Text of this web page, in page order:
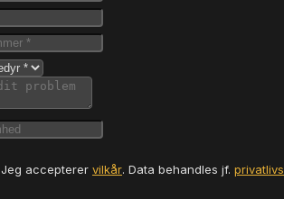
Jeg accepterer vilkår. Data behandles jf.